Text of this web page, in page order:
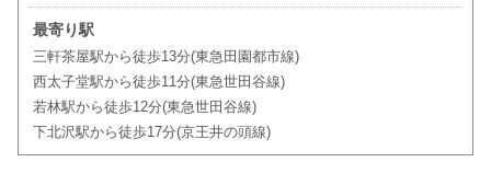
最寄り駅
三軒茶屋駅から徒歩13分(東急田園都市線)
西太子堂駅から徒歩11分(東急世田谷線)
若林駅から徒歩12分(東急世田谷線)
下北沢駅から徒歩17分(京王井の頭線)